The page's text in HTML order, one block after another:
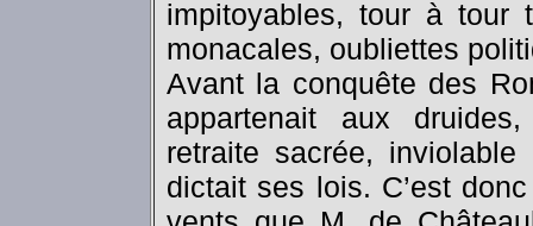
impitoyables, tour à
monacales, oubliettes
Avant la conquête des
appartenait aux
retraite sacrée,
dictait ses lois. C’est